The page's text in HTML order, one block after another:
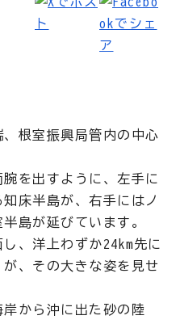
根室振興局管内の中心
を出すように、左手に
床半島が、右手にはノ
島が延びています。
、洋上わずか24km先に
、その大きな姿を見せ
から沖に出た砂の陸